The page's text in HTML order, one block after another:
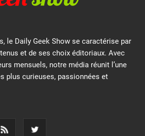
le Daily Geek Show se caractérise par
et de ses choix éditoriaux. Avec
mensuels, notre média réunit l’une
plus curieuses, passionnées et